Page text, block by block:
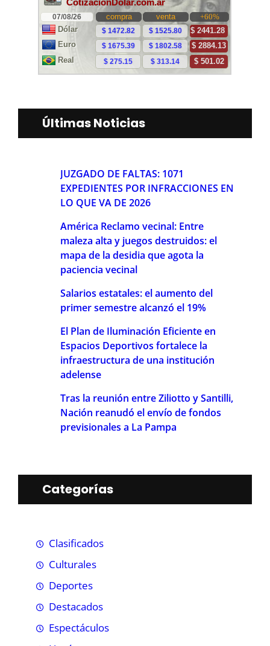
Últimas Noticias
JUZGADO DE FALTAS: 1071
EXPEDIENTES POR INFRACCIONES EN
LO QUE VA DE 2026
América Reclamo vecinal: Entre
maleza alta y juegos destruidos: el
mapa de la desidia que agota la
paciencia vecinal
Salarios estatales: el aumento del
primer semestre alcanzó el 19%
El Plan de Iluminación Eficiente en
Espacios Deportivos fortalece la
infraestructura de una institución
adelense
Tras la reunión entre Ziliotto y Santilli,
Nación reanudó el envío de fondos
previsionales a La Pampa
Categorías
Clasificados
Culturales
Deportes
Destacados
Espectáculos